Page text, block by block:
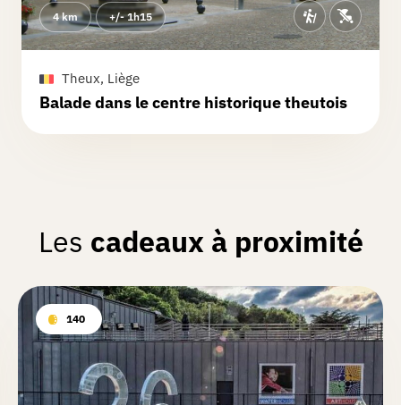
4 km +/- 1h15
Theux, Liège
Balade dans le centre historique theutois
Les cadeaux à proximité
140